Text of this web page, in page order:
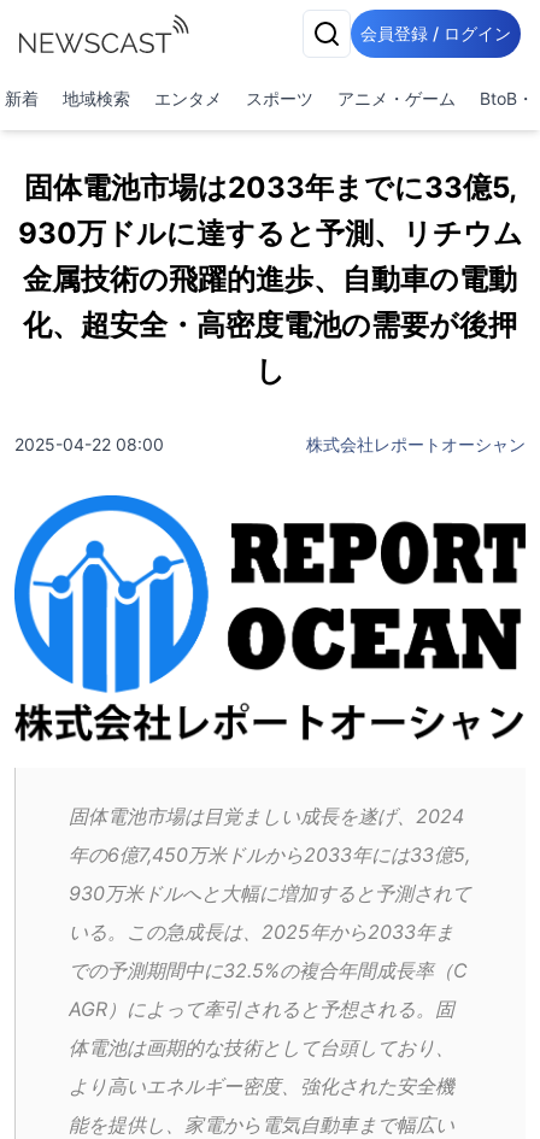
会員登録 / ログイン
新着 地域検索 エンタメ スポーツ アニメ・ゲーム BtoB・
固体電池市場は2033年までに33億5,
930万ドルに達すると予測、リチウム
金属技術の飛躍的進歩、自動車の電動
化、超安全・高密度電池の需要が後押
し
2025-04-22 08:00 株式会社レポートオーシャン
固体電池市場は目覚ましい成長を遂げ、2024
年の6億7,450万米ドルから2033年には33億5,
930万米ドルへと大幅に増加すると予測されて
いる。この急成長は、2025年から2033年ま
での予測期間中に32.5%の複合年間成長率（C
AGR）によって牽引されると予想される。固
体電池は画期的な技術として台頭しており、
より高いエネルギー密度、強化された安全機
能を提供し、家電から電気自動車まで幅広い